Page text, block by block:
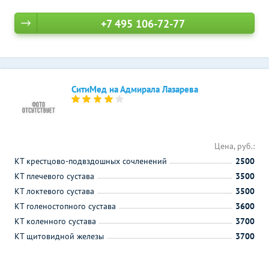
+7 495 106-72-77
СитиМед на Адмирала Лазарева
Цена, руб.:
КТ крестцово-подвздошных сочленений
2500
КТ плечевого сустава
3500
КТ локтевого сустава
3500
КТ голеностопного сустава
3600
КТ коленного сустава
3700
КТ щитовидной железы
3700